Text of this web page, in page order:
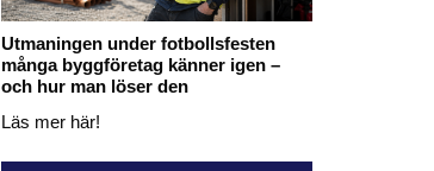
Utmaningen under fotbollsfesten
många byggföretag känner igen –
och hur man löser den
Läs mer här!